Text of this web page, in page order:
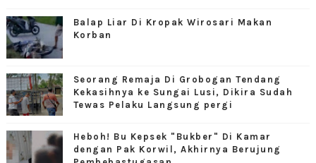
Balap Liar Di Kropak Wirosari Makan
Korban
Seorang Remaja Di Grobogan Tendang
Kekasihnya ke Sungai Lusi, Dikira Sudah
Tewas Pelaku Langsung pergi
Heboh! Bu Kepsek "Bukber" Di Kamar
dengan Pak Korwil, Akhirnya Berujung